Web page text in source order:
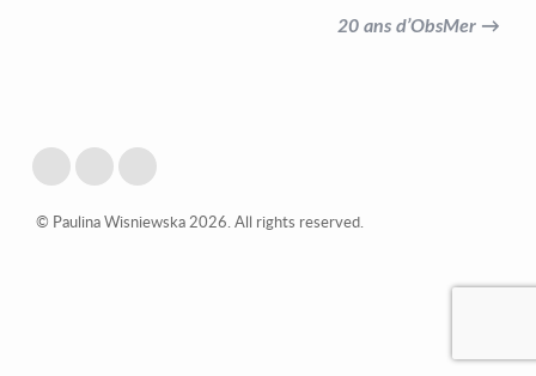
20 ans d’ObsMer →
© Paulina Wisniewska 2026. All rights reserved.